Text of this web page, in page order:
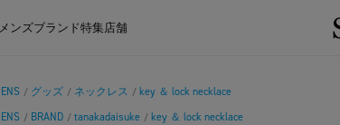
ンズブランド特集店舗
/ グッズ / ネックレス / key ＆ lock necklace
/ BRAND / tanakadaisuke / key ＆ lock necklace